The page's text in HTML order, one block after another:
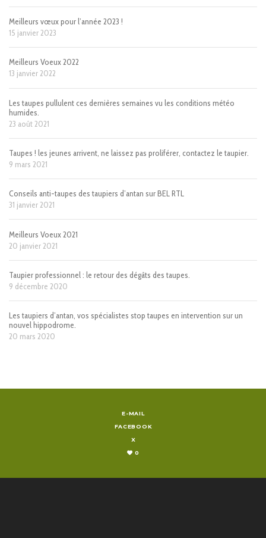
Meilleurs vœux pour l’année 2023 !
15 janvier 2023
Meilleurs Voeux 2022
13 janvier 2022
Les taupes pullulent ces dernières semaines vu les conditions météo
humides.
23 août 2021
Taupes ! les jeunes arrivent, ne laissez pas proliférer, contactez le taupier.
9 mars 2021
Conseils anti-taupes des taupiers d’antan sur BEL RTL
31 janvier 2021
Meilleurs Voeux 2021
20 janvier 2021
Taupier professionnel : le retour des dégâts des taupes.
9 décembre 2020
Les taupiers d’antan, vos spécialistes stop taupes en intervention sur un
nouvel hippodrome.
20 mars 2020
E-MAIL
FACEBOOK
X
0